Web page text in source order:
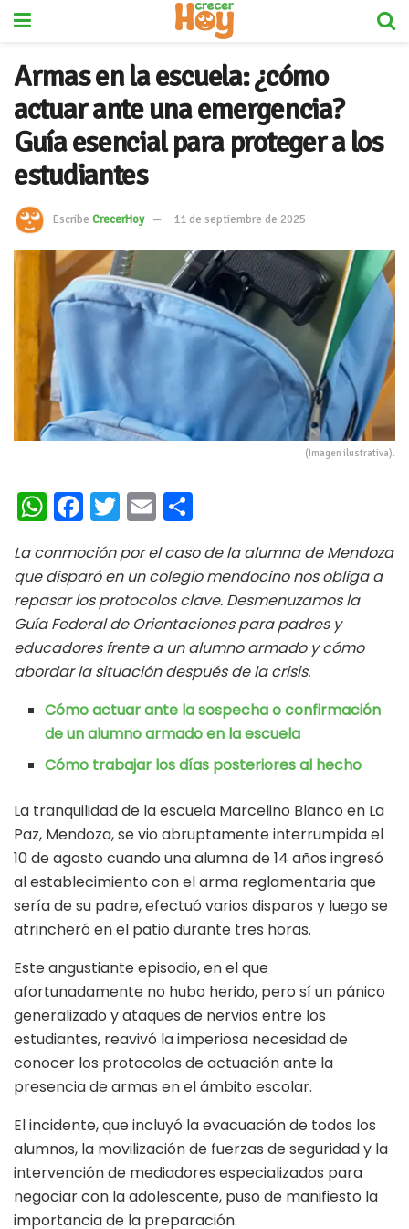
Armas en la escuela: ¿cómo
actuar ante una emergencia?
Guía esencial para proteger a los
estudiantes
Escribe CrecerHoy 11 de septiembre de 2025
(Imagen ilustrativa).
W
at
s
A
p
p
Fa
b
oo
k
T
tt
er
E
ai
l
m
p
ar
ti
r
La conmoción por el caso de la alumna de Mendoza
que disparó en un colegio mendocino nos obliga a
repasar los protocolos clave. Desmenuzamos la
Guía Federal de Orientaciones para padres y
educadores frente a un alumno armado y cómo
abordar la situación después de la crisis.
Cómo actuar ante la sospecha o confirmación
de un alumno armado en la escuela
Cómo trabajar los días posteriores al hecho
La tranquilidad de la escuela Marcelino Blanco en La
Paz, Mendoza, se vio abruptamente interrumpida el
10 de agosto cuando una alumna de 14 años ingresó
al establecimiento con el arma reglamentaria que
sería de su padre, efectuó varios disparos y luego se
atrincheró en el patio durante tres horas.
Este angustiante episodio, en el que
afortunadamente no hubo herido, pero sí un pánico
generalizado y ataques de nervios entre los
estudiantes, reavivó la imperiosa necesidad de
conocer los protocolos de actuación ante la
presencia de armas en el ámbito escolar.
El incidente, que incluyó la evacuación de todos los
alumnos, la movilización de fuerzas de seguridad y la
intervención de mediadores especializados para
negociar con la adolescente, puso de manifiesto la
importancia de la preparación.